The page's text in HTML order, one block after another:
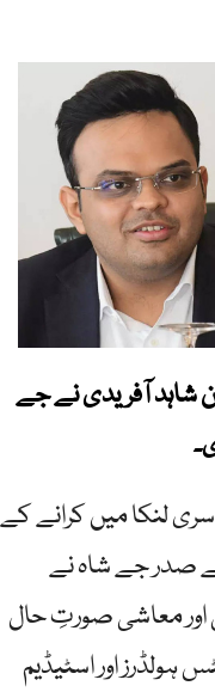
شاہد آفریدی نے جے
بجائے سری لنکا میں کرانے کے
صدر جے شاہ نے
اور معاشی صورتِ حال
ہولڈرز اور اسٹیڈیم